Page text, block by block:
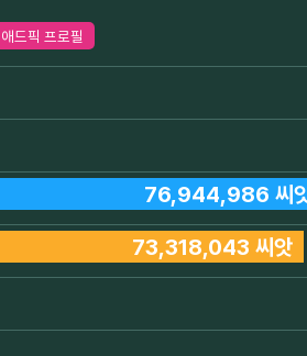
애드픽 프로필
76,944,986 씨
73,318,043 씨앗